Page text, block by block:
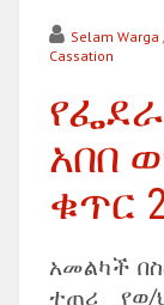
Selam Warga
Cassation
አበበ
ቁጥር
አመልካች
ተጠሪ የወ/